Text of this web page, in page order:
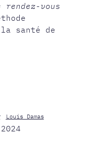
rendez-vous
santé de
Louis Damas